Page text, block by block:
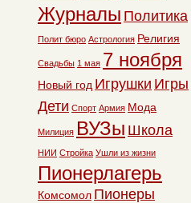
Журналы Политика
Полит бюро Астрология Религия
Свадьбы 1 мая 7 ноября
Новый год Игрушки Игры
Дети Спорт Армия Мода
Милиция ВУЗы Школа
НИИ Стройка Ушли из жизни
Пионерлагерь
Комсомол Пионеры